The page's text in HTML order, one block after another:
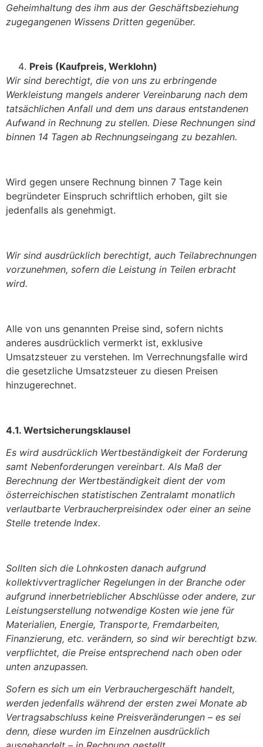
Geheimhaltung des ihm aus der Geschäftsbeziehung
zugegangenen Wissens Dritten gegenüber.
Preis (Kaufpreis, Werklohn)
Wir sind berechtigt, die von uns zu erbringende
Werkleistung mangels anderer Vereinbarung nach dem
tatsächlichen Anfall und dem uns daraus entstandenen
Aufwand in Rechnung zu stellen. Diese Rechnungen sind
binnen 14 Tagen ab Rechnungseingang zu bezahlen.
Wird gegen unsere Rechnung binnen 7 Tage kein
begründeter Einspruch schriftlich erhoben, gilt sie
jedenfalls als genehmigt.
Wir sind ausdrücklich berechtigt, auch Teilabrechnungen
vorzunehmen, sofern die Leistung in Teilen erbracht
wird.
Alle von uns genannten Preise sind, sofern nichts
anderes ausdrücklich vermerkt ist, exklusive
Umsatzsteuer zu verstehen. Im Verrechnungsfalle wird
die gesetzliche Umsatzsteuer zu diesen Preisen
hinzugerechnet.
4.1. Wertsicherungsklausel
Es wird ausdrücklich Wertbeständigkeit der Forderung
samt Nebenforderungen vereinbart. Als Maß der
Berechnung der Wertbeständigkeit dient der vom
österreichischen statistischen Zentralamt monatlich
verlautbarte Verbraucherpreisindex oder einer an seine
Stelle tretende Index.
Sollten sich die Lohnkosten danach aufgrund
kollektivvertraglicher Regelungen in der Branche oder
aufgrund innerbetrieblicher Abschlüsse oder andere, zur
Leistungserstellung notwendige Kosten wie jene für
Materialien, Energie, Transporte, Fremdarbeiten,
Finanzierung, etc. verändern, so sind wir berechtigt bzw.
verpflichtet, die Preise entsprechend nach oben oder
unten anzupassen.
Sofern es sich um ein Verbrauchergeschäft handelt,
werden jedenfalls während der ersten zwei Monate ab
Vertragsabschluss keine Preisveränderungen – es sei
denn, diese wurden im Einzelnen ausdrücklich